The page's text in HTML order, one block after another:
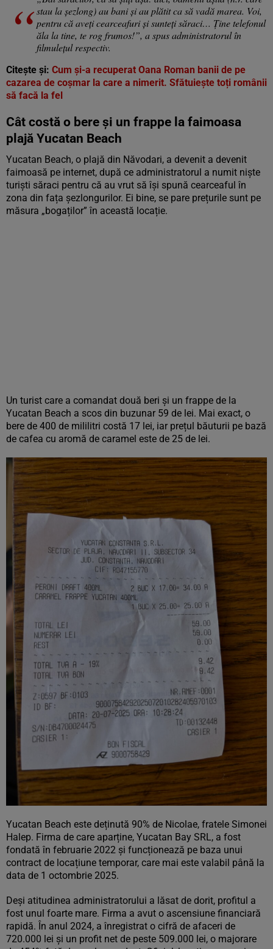
stau la șezlong) au bani și au plătit ca să vadă marea. Voi,
pentru că aveți cearceafuri și sunteți săraci… Ţine telefonul
ăla la tine, te rog frumos!”, a spus administratorul în
filmulețul respectiv.
Citește și: Cum și-a recuperat Oana Roman banii de pe
cazarea de coșmar la care a nimerit. Sfătuiește toți românii
să facă la fel
Cât costă o bere și un frappe la faimoasa
plajă Yucatan Beach
Yucatan Beach, o plajă din Năvodari, a devenit a devenit
faimoasă pe internet, după ce administratorul a numit niște
turiști săraci pentru că au vrut să își spună cearceaful în
zona din fața șezlongurilor. Ei bine, se pare prețurile sunt pe
măsura „bogaților” în această locație.
Un turist care a comandat două beri și un frappe de la
Yucatan Beach a scos din buzunar 59 de lei. Mai exact, o
bere de 400 de mililitri costă 17 lei, iar prețul băuturii pe bază
de cafea cu aromă de caramel este de 25 de lei.
Yucatan Beach este deținută 90% de Nicolae, fratele Simonei
Halep. Firma de care aparține, Yucatan Bay SRL, a fost
fondată în februarie 2022 și funcționează pe baza unui
contract de locațiune temporar, care mai este valabil până la
data de 1 octombrie 2025.
Deși atitudinea administratorului a lăsat de dorit, profitul a
fost unul foarte mare. Firma a avut o ascensiune financiară
rapidă. În anul 2024, a înregistrat o cifră de afaceri de
720.000 lei și un profit net de peste 509.000 lei, o majorare